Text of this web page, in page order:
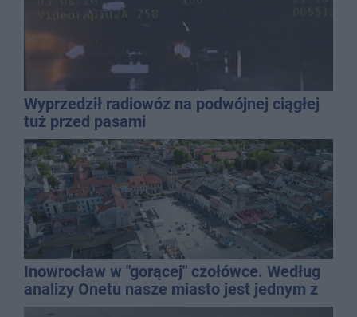
Wyprzedził radiowóz na podwójnej ciągłej
tuż przed pasami
Inowrocław w "gorącej" czołówce. Według
analizy Onetu nasze miasto jest jednym z
najbardziej narażonych na upały